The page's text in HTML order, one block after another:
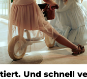
Und schnell